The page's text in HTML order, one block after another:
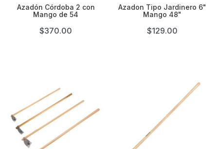
Azadón Córdoba 2 con
Mango de 54
$370.00
Azadon Tipo Jardinero 6"
Mango 48"
$129.00